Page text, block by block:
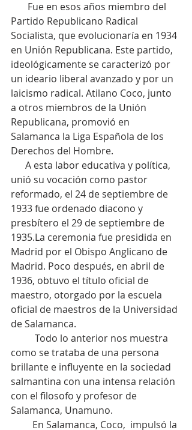
Partido Republicano Radical
Socialista, que evolucionaría en 1934
en Unión Republicana. Este partido,
ideológicamente se caracterizó por
un ideario liberal avanzado y por un
laicismo radical. Atilano Coco, junto
a otros miembros de la Unión
Republicana, promovió en
Salamanca la Liga Española de los
Derechos del Hombre.
unió su vocación como pastor
reformado, el 24 de septiembre de
1933 fue ordenado diacono y
presbítero el 29 de septiembre de
1935.La ceremonia fue presidida en
Madrid por el Obispo Anglicano de
Madrid. Poco después, en abril de
1936, obtuvo el título oficial de
maestro, otorgado por la escuela
oficial de maestros de la Universidad
de Salamanca.
como se trataba de una persona
brillante e influyente en la sociedad
salmantina con una intensa relación
con el filosofo y profesor de
Salamanca, Unamuno.